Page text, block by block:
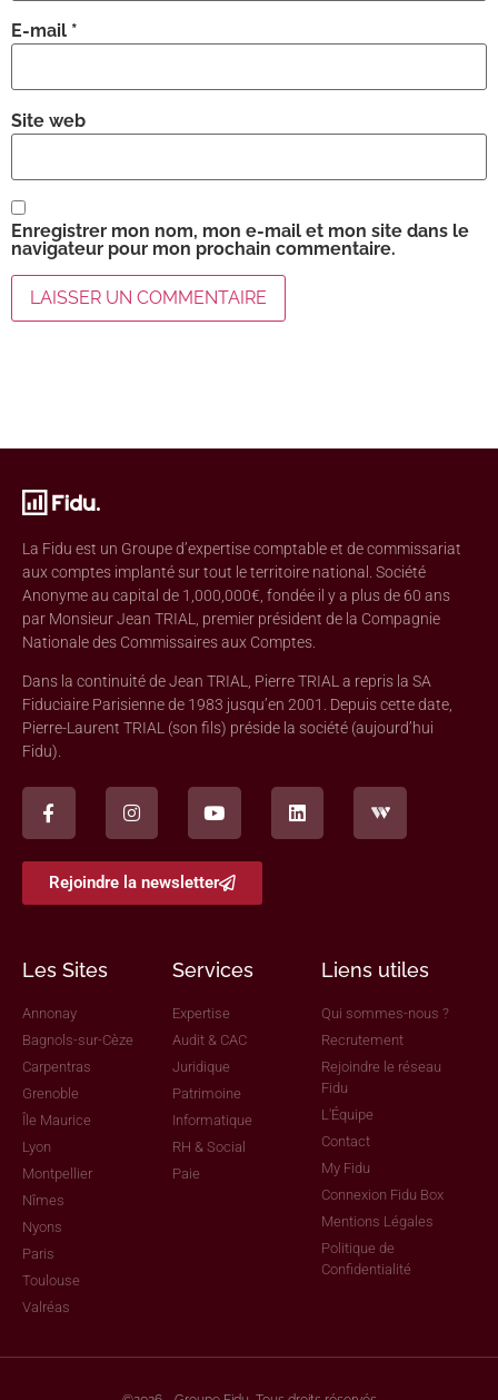
E-mail *
Site web
Enregistrer mon nom, mon e-mail et mon site dans le
navigateur pour mon prochain commentaire.
La Fidu est un Groupe d’expertise comptable et de commissariat
aux comptes implanté sur tout le territoire national. Société
Anonyme au capital de 1,000,000€, fondée il y a plus de 60 ans
par Monsieur Jean TRIAL, premier président de la Compagnie
Nationale des Commissaires aux Comptes.
Dans la continuité de Jean TRIAL, Pierre TRIAL a repris la SA
Fiduciaire Parisienne de 1983 jusqu’en 2001. Depuis cette date,
Pierre-Laurent TRIAL (son fils) préside la société (aujourd’hui
Fidu).
Rejoindre la newsletter
Les Sites
Annonay
Bagnols-sur-Cèze
Carpentras
Grenoble
Île Maurice
Lyon
Montpellier
Nîmes
Nyons
Paris
Toulouse
Valréas
Services
Expertise
Audit & CAC
Juridique
Patrimoine
Informatique
RH & Social
Paie
Liens utiles
Qui sommes-nous ?
Recrutement
Rejoindre le réseau
Fidu
L'Équipe
Contact
My Fidu
Connexion Fidu Box
Mentions Légales
Politique de
Confidentialité